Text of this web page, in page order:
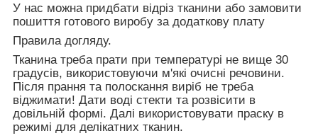
У нас можна придбати відріз тканини або замовити
пошиття готового виробу за додаткову плату
Правила догляду.
Тканина треба прати при температурі не вище 30
градусів, використовуючи м'які очисні речовини.
Після прання та полоскання виріб не треба
віджимати! Дати воді стекти та розвісити в
довільній формі. Далі використовувати праску в
режимі для делікатних тканин.